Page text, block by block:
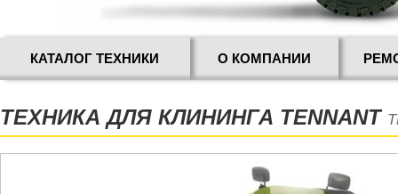
КАТАЛОГ ТЕХНИКИ О КОМПАНИИ
ТЕХНИКА ДЛЯ КЛИНИНГА TENNANT